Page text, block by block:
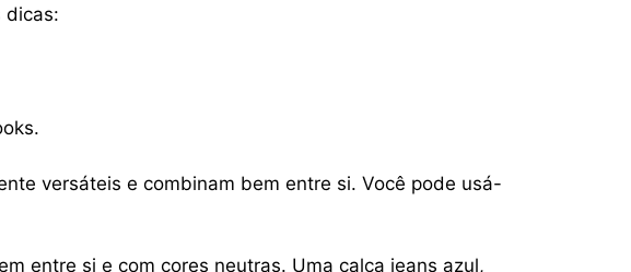
dicas:
versáteis e combinam bem entre si. Você pode usá-
entre si e com cores neutras. Uma calça jeans azul,